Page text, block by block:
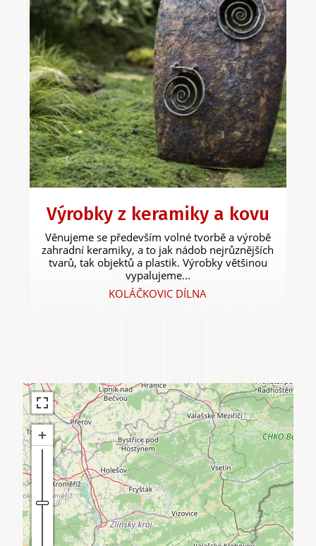
Do zahrady a sadu
Služby
Zážitky
a agroturistika
Výrobky z keramiky a kovu
Věnujeme se především volné tvorbě a výrobě
zahradní keramiky, a to jak nádob nejrůznějších
tvarů, tak objektů a plastik. Výrobky většinou
vypalujeme...
KOLÁČKOVIC DÍLNA